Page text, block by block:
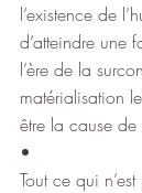
l’existence de
d’atteindre une
l’ère de la
matérialisation
être la cause
•
Tout ce qui